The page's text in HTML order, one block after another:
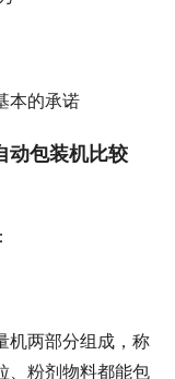
本的承诺
动包装机比较
机两部分组成，称
、粉剂物料都能包